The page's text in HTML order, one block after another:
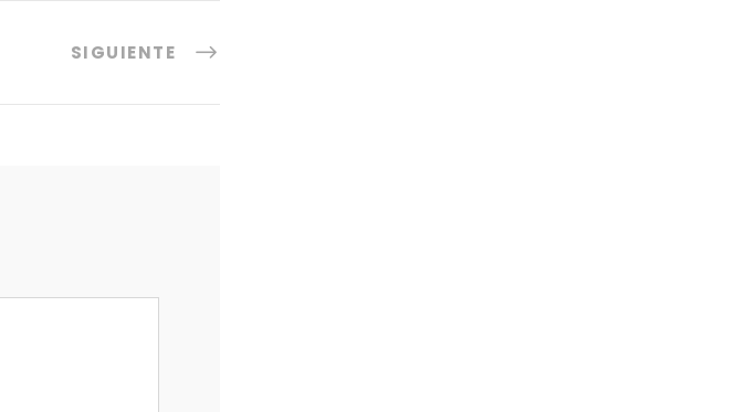
SIGUIENTE